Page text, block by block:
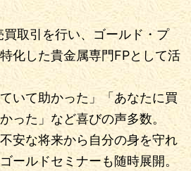
取引を行い、ゴールド・プ
化した貴金属専門FPとして活
いて助かった」「あなたに買
った」など喜びの声多数。
安な将来から自分の身を守れ
ールドセミナーも随時展開。